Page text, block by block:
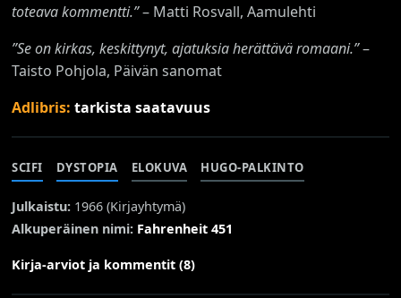
toteava kommentti.”– Matti Rosvall, Aamulehti
”Se on kirkas, keskittynyt, ajatuksia herättävä romaani.”–
Taisto Pohjola, Päivän sanomat
Adlibris:tarkista saatavuus
SCIFI DYSTOPIA ELOKUVA HUGO-PALKINTO
Julkaistu: 1966 (Kirjayhtymä)
Alkuperäinen nimi: Fahrenheit 451
Kirja-arviot ja kommentit (8)